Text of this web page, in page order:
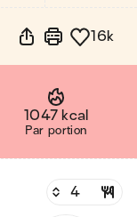
16k
1047 kcal
Par portion